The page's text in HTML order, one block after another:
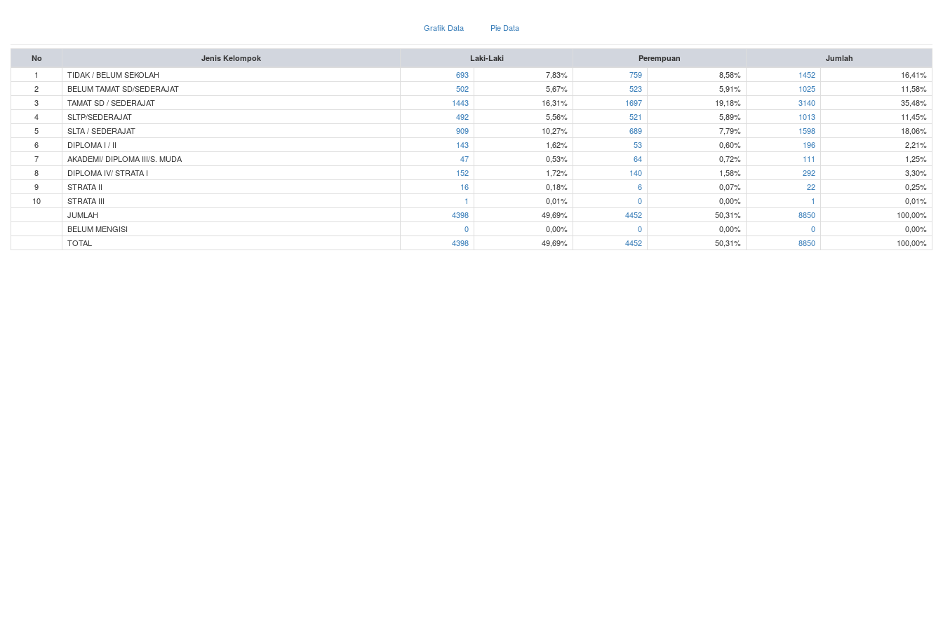
Grafik Data Pie Data
No Jenis Kelompok Laki-Laki Perempuan Jumlah
1 TIDAK / BELUM SEKOLAH 693 7,83% 759 8,58% 1452
16,41%
2
BELUM TAMAT SD/SEDERAJAT 502 5,67% 523 5,91% 1025
11,58%
3
TAMAT SD / SEDERAJAT 1443 16,31% 1697 19,18% 3140
35,48%
4
SLTP/SEDERAJAT 492 5,56% 521 5,89% 1013
11,45%
5
SLTA / SEDERAJAT 909 10,27% 689 7,79% 1598
18,06%
6
DIPLOMA I / II 143 1,62% 53 0,60% 196
2,21%
7
AKADEMI/ DIPLOMA III/S. MUDA 47 0,53% 64 0,72% 111
1,25%
8
DIPLOMA IV/ STRATA I 152 1,72% 140 1,58% 292
3,30%
9
STRATA II 16 0,18% 6 0,07% 22
0,25%
10
STRATA III 1 0,01% 0 0,00% 1
0,01%
JUMLAH
4398 49,69% 4452 50,31% 8850
100,00%
BELUM MENGISI
0 0,00% 0 0,00% 0
0,00%
TOTAL
4398 49,69% 4452 50,31% 8850 100,00%